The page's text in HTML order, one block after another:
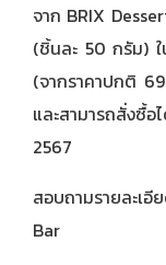
จาก BRIX
(ชิ้นละ 50 กรัม)
(จากราคาปกติ
และสามารถสั่ง
2567
สอบถามรายละเอี
Bar